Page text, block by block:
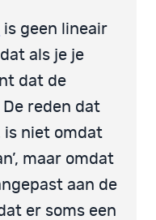
is geen lineair
als je je
dat de
reden dat
is niet omdat
maar omdat
aan de
er soms een